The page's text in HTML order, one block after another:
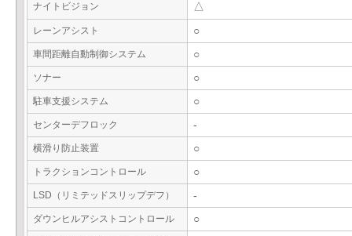
ナイトビジョン △
レーンアシスト ○
車間距離自動制御システム ○
ソナー ○
駐車支援システム ○
センターデフロック -
横滑り防止装置 ○
トラクションコントロール ○
LSD（リミテッドスリップデフ） -
ダウンヒルアシストコントロール ○